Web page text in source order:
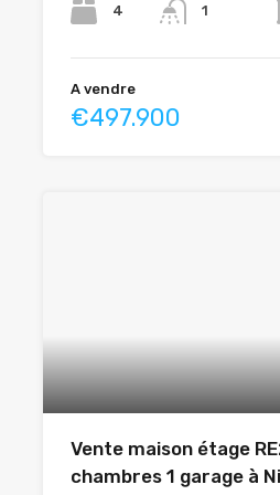
4 1
A vendre
€497.900
Vente maison étage
chambres 1 garage à